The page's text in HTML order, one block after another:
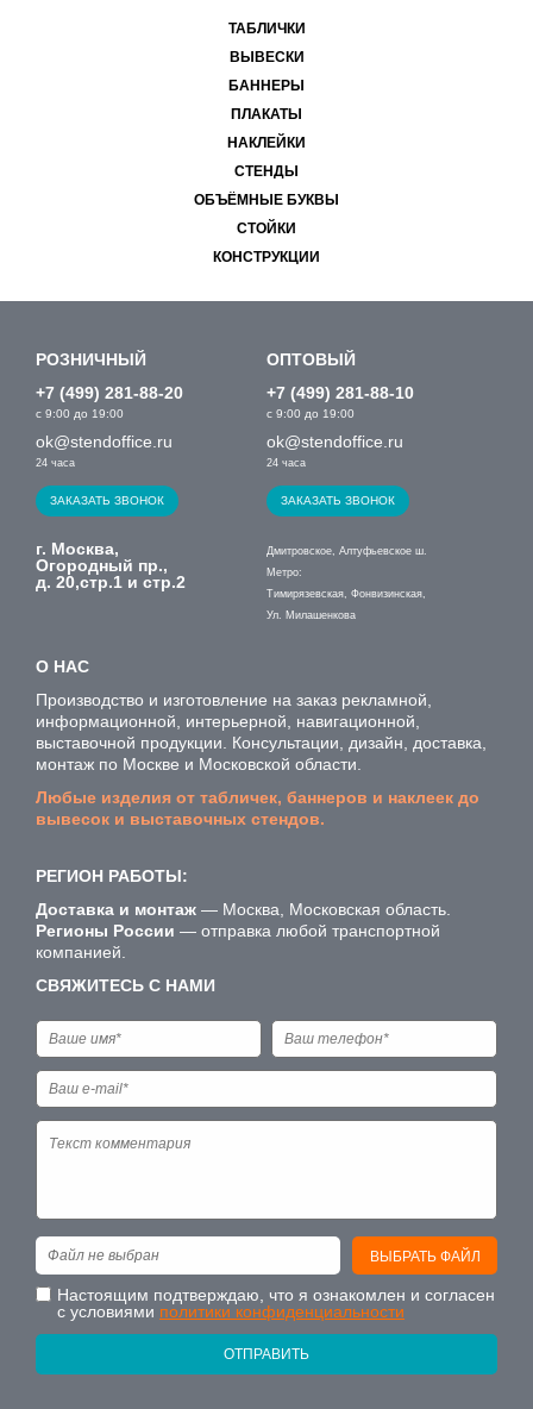
ТАБЛИЧКИ
ВЫВЕСКИ
БАННЕРЫ
ПЛАКАТЫ
НАКЛЕЙКИ
СТЕНДЫ
ОБЪЁМНЫЕ БУКВЫ
СТОЙКИ
КОНСТРУКЦИИ
РОЗНИЧНЫЙ
+7 (499) 281-88-20
с 9:00 до 19:00
ok@stendoffice.ru
24 часа
ЗАКАЗАТЬ ЗВОНОК
ОПТОВЫЙ
+7 (499) 281-88-10
с 9:00 до 19:00
ok@stendoffice.ru
24 часа
ЗАКАЗАТЬ ЗВОНОК
г. Москва,
Огородный пр.,
д. 20,стр.1 и стр.2
Дмитровское, Алтуфьевское ш.
Метро:
Тимирязевская, Фонвизинская,
Ул. Милашенкова
О НАС
Производство и изготовление на заказ рекламной,
информационной, интерьерной, навигационной,
выставочной продукции. Консультации, дизайн, доставка,
монтаж по Москве и Московской области.
Любые изделия от табличек, баннеров и наклеек до
вывесок и выставочных стендов.
РЕГИОН РАБОТЫ:
Доставка и монтаж — Москва, Московская область.
Регионы России — отправка любой транспортной
компанией.
СВЯЖИТЕСЬ С НАМИ
ВЫБРАТЬ ФАЙЛ
Файл не выбран
Настоящим подтверждаю, что я ознакомлен и согласен
с условиями политики конфиденциальности
ОТПРАВИТЬ